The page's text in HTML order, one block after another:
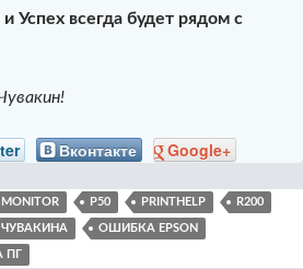
Успех всегда будет рядом с
Вконтакте Google+
MONITOR P50 PRINTHELP R200
ОШИБКА EPSON
ПГ